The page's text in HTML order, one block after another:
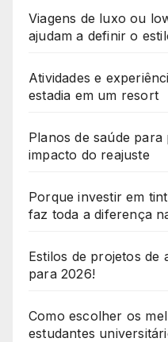
Viagens de luxo ou
ajudam a definir o
Atividades e
estadia em um resort
Planos de saúde
impacto do reajuste
Porque investir em
faz toda a diferença
Estilos de projetos de
para 2026!
Como escolher os
estudantes